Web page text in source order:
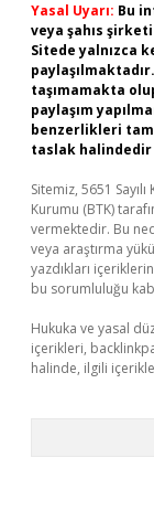
Yasal Uyarı: Bu
veya şahıs
Sitede yalnızca
taşımamakta
paylaşım
benzerlikleri
taslak halindedir
Sitemiz, 5651
Kurumu (BTK)
vermektedir. Bu
veya araştırma
yazdıkları
bu sorumluluğu
Hukuka ve yasal
içerikleri,
halinde, ilgili